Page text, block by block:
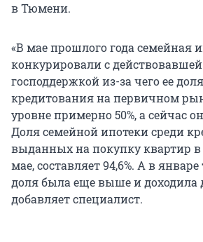
в Тюмени.
«В мае прошлого года семейная
конкурировали с
господдержкой из-за чего ее
кредитования на первичном
уровне примерно 50%, а сейчас
Доля семейной ипотеки среди
выданных на покупку квартир в
мае, составляет 94,6%. А в январе
доля была еще выше и доходила
добавляет специалист.